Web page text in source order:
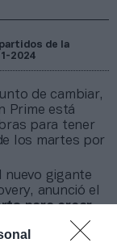
de la
2024
de cambiar,
Prime está
para tener
los martes por
nuevo gigante
anunció el
para crear
con la